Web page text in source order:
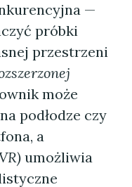
—
próbki
przestrzeni
może
podłodze czy
a
umożliwia